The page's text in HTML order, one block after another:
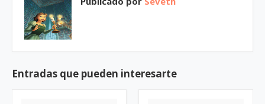
Entradas que pueden interesarte